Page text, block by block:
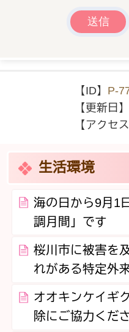
【ID】 P-
【更新日】
【アクセ
生活環境
海の日から9月1
調月間」です
桜川市に被害を
れがある特定外
オオキンケイギ
除にご協力くだ